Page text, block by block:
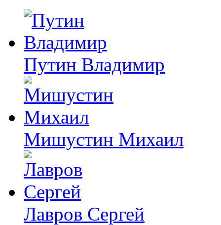
Путин Владимир
Мишустин Михаил
Лавров Сергей